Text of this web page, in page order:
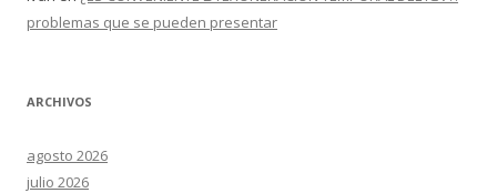
problemas que se pueden presentar
ARCHIVOS
agosto 2026
julio 2026